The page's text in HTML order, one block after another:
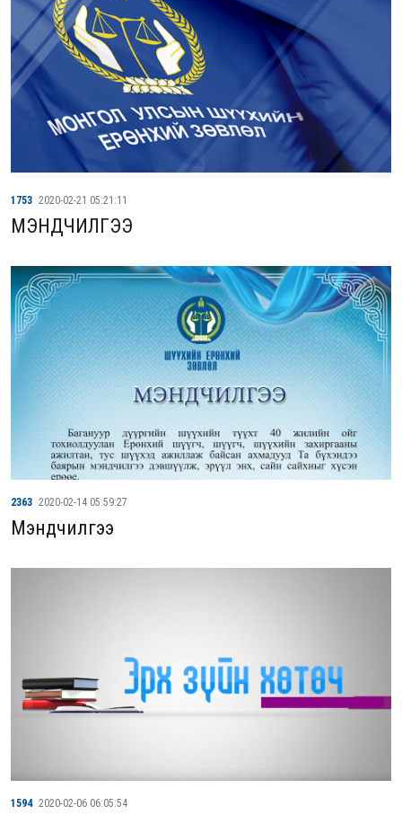
1753 2020-02-21 05:21:11
МЭНДЧИЛГЭЭ
2363 2020-02-14 05:59:27
Мэндчилгээ
1594 2020-02-06 06:05:54